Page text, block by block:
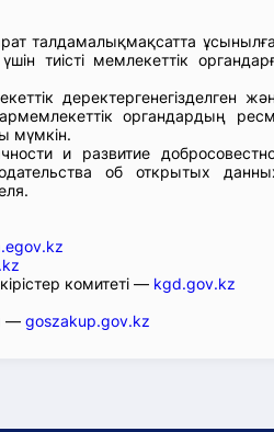
талдамалықмақсатта
тиісті мемлекеттік
деректергенегізделген
органдардың
мүмкін.
и развитие
об открытых
комитеті — kgd.gov.kz
— goszakup.gov.kz